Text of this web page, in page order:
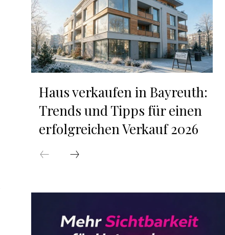
Haus verkaufen in Bayreuth:
Trends und Tipps für einen
erfolgreichen Verkauf 2026